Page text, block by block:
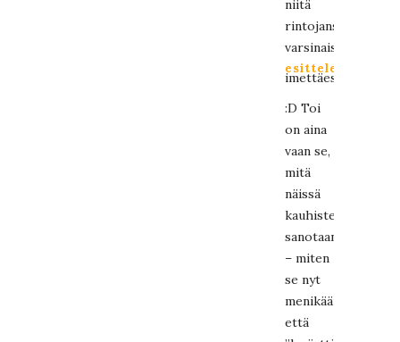
niitä
rintojansa
varsinaisesti
esittelee
imettäessään
:D Toi
on aina
vaan se,
mitä
näissä
kauhisteluissa
sanotaan
– miten
se nyt
menikään,
että